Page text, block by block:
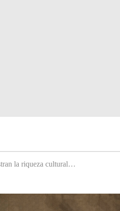
la riqueza cultural…